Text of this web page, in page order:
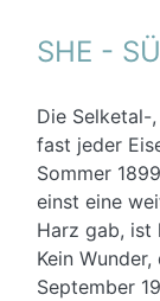
SHE -
Die Selketal-
fast jeder
Sommer
einst eine
Harz gab, ist
Kein
September